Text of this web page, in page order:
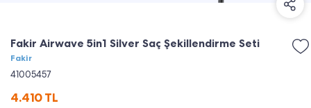
Fakir Airwave 5in1 Silver Saç Şekillendirme Seti
Fakir
41005457
4.410TL